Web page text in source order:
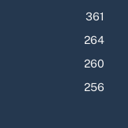
361
264
260
256